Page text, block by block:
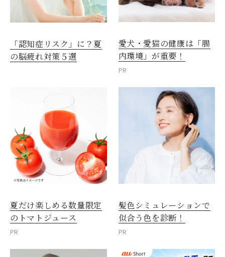
「認知症リスク」に？夏
の脳疲れ対策５選
愛犬・愛猫の健康は「腸
内環境」が重要！
PR
夏だけ楽しめる数量限定
のトマトジュース
PR
髪色シミュレーションで
似合う色を診断！
PR